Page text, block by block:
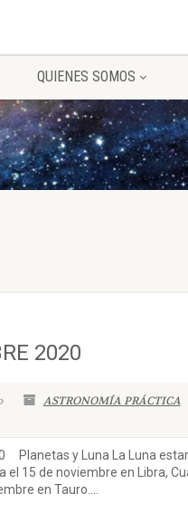
QUIENES SOMOS
2020
ASTRONOMÍA PRÁCTICA
Planetas y Luna La Luna
el 15 de noviembre en Libra,
en Tauro....